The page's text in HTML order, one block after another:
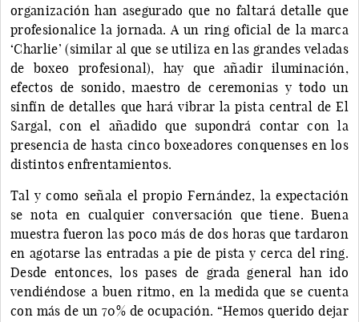
organización han asegurado que no faltará detalle que
profesionalice la jornada. A un ring oficial de la marca
‘Charlie’ (similar al que se utiliza en las grandes veladas
de boxeo profesional), hay que añadir iluminación,
efectos de sonido, maestro de ceremonias y todo un
sinfín de detalles que hará vibrar la pista central de El
Sargal, con el añadido que supondrá contar con la
presencia de hasta cinco boxeadores conquenses en los
distintos enfrentamientos.
Tal y como señala el propio Fernández, la expectación
se nota en cualquier conversación que tiene. Buena
muestra fueron las poco más de dos horas que tardaron
en agotarse las entradas a pie de pista y cerca del ring.
Desde entonces, los pases de grada general han ido
vendiéndose a buen ritmo, en la medida que se cuenta
con más de un 70% de ocupación. “Hemos querido dejar